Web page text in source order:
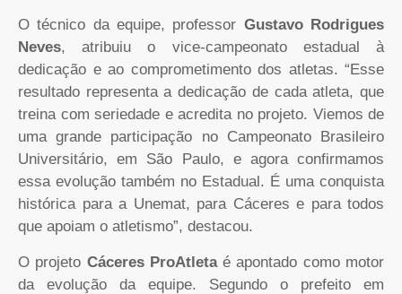
O técnico da equipe, professor Gustavo Rodrigues
Neves, atribuiu o vice-campeonato estadual à
dedicação e ao comprometimento dos atletas. “Esse
resultado representa a dedicação de cada atleta, que
treina com seriedade e acredita no projeto. Viemos de
uma grande participação no Campeonato Brasileiro
Universitário, em São Paulo, e agora confirmamos
essa evolução também no Estadual. É uma conquista
histórica para a Unemat, para Cáceres e para todos
que apoiam o atletismo”, destacou.
O projeto Cáceres ProAtletaé apontado como motor
da evolução da equipe. Segundo o prefeito em